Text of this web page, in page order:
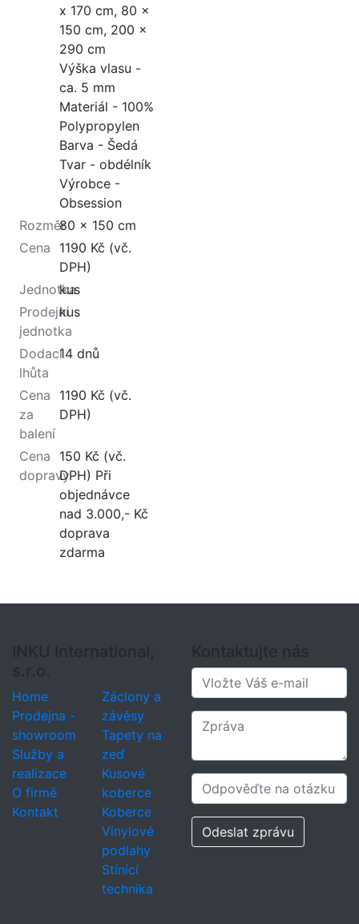
x 170 cm, 80 x
150 cm, 200 x
290 cm
Výška vlasu -
ca. 5 mm
Materiál - 100%
Polypropylen
Barva - Šedá
Tvar - obdélník
Výrobce -
Obsession
Rozměr80 x 150 cm
Cena
1190 Kč (vč.
DPH)
Jednotka
kus
Prodejní
jednotka
kus
Dodací
lhůta
14 dnů
Cena
za
balení
1190 Kč (vč.
DPH)
Cena
dopravy
150 Kč (vč.
DPH) Při
objednávce
nad 3.000,- Kč
doprava
zdarma
INKU International,
s.r.o.
Home
Prodejna -
showroom
Služby a
realizace
O firmě
Kontakt
Záclony a
závěsy
Tapety na
zeď
Kusové
koberce
Koberce
Vinylové
podlahy
Stínící
technika
Kontaktujte nás
Odeslat zprávu